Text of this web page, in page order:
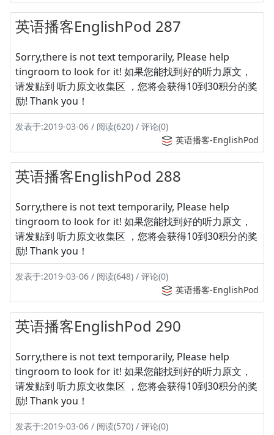
英语播客EnglishPod 287
Sorry,there is not text temporarily, Please help
tingroom to look for it! 如果您能找到好的听力原文，
请发贴到 听力原文收集区 ，您将会获得10到30积分的奖
励! Thank you！
发表于:2019-03-06 / 阅读(620) / 评论(0)
英语播客-EnglishPod
英语播客EnglishPod 288
Sorry,there is not text temporarily, Please help
tingroom to look for it! 如果您能找到好的听力原文，
请发贴到 听力原文收集区 ，您将会获得10到30积分的奖
励! Thank you！
发表于:2019-03-06 / 阅读(648) / 评论(0)
英语播客-EnglishPod
英语播客EnglishPod 290
Sorry,there is not text temporarily, Please help
tingroom to look for it! 如果您能找到好的听力原文，
请发贴到 听力原文收集区 ，您将会获得10到30积分的奖
励! Thank you！
发表于:2019-03-06 / 阅读(570) / 评论(0)